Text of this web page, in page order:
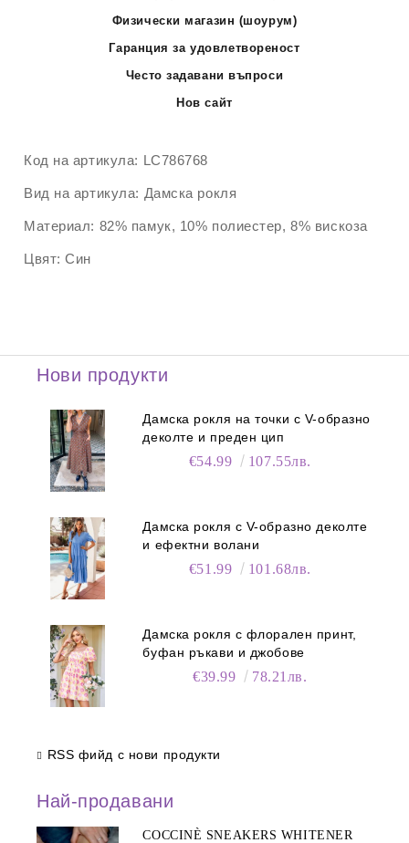
Физически магазин (шоурум)
Гаранция за удовлетвореност
Често задавани въпроси
Нов сайт
Код на артикула: LC786768
Вид на артикула: Дамска рокля
Материал: 82% памук, 10% полиестер, 8% вискоза
Цвят: Син
Нови продукти
Дамска рокля на точки с V-образно
деколте и преден цип
€54.99 107.55лв.
Дамска рокля с V-образно деколте
и ефектни волани
€51.99 101.68лв.
Дамска рокля с флорален принт,
буфан ръкави и джобове
€39.99 78.21лв.
RSS фийд с нови продукти
Най-продавани
COCCINÈ SNEAKERS WHITENER